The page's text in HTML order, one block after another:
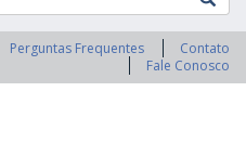
Perguntas Frequentes
Contato
Fale Conosco